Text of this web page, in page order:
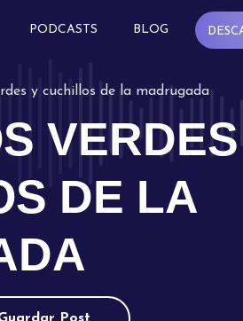
PODCASTS BLOG
y cuchillos de la madrugada
DE LA